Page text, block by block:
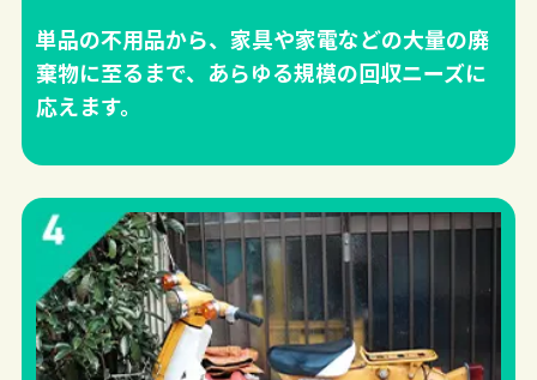
単品の不用品から、家具や家電などの大量の廃
棄物に至るまで、あらゆる規模の回収ニーズに
応えます。